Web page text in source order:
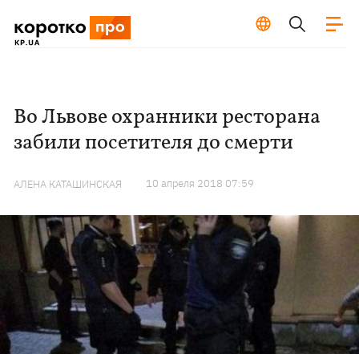
Во Львове охранники ресторана
забили посетителя до смерти
АЛЕНА КАТАШИНСКАЯ 10 апреля 2018 07:59